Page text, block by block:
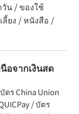
วัน / ของใช้
ลี้ยง / หนังสือ /
อจากเงินสด
ตร China Union
/ บัตร